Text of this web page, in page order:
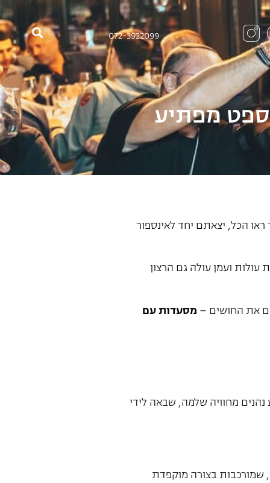
072-3922099
מפתיע
הכל, יצאתם יחד לאינספור
עולות ועמן עולה גם הרצון
את החושים – מסעדות עם
מחוויה שלמה, שבאה לידי
שמורכבות בצורה מוקפדת